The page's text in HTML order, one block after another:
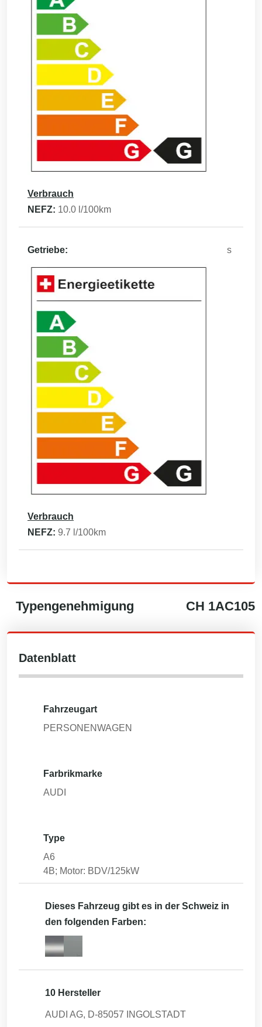
Verbrauch
NEFZ: 10.0 l/100km
Getriebe: s
Verbrauch
NEFZ: 9.7 l/100km
Typengenehmigung CH 1AC105
Datenblatt
Fahrzeugart
PERSONENWAGEN
Farbrikmarke
AUDI
Type
A6
4B; Motor: BDV/125kW
Dieses Fahrzeug gibt es in der Schweiz in
den folgenden Farben:
10 Hersteller
AUDI AG, D-85057 INGOLSTADT